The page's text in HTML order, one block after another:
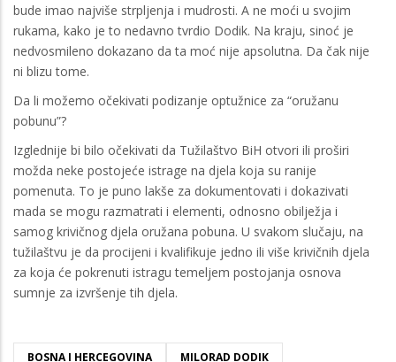
bude imao najviše strpljenja i mudrosti. A ne moći u svojim
rukama, kako je to nedavno tvrdio Dodik. Na kraju, sinoć je
nedvosmileno dokazano da ta moć nije apsolutna. Da čak nije
ni blizu tome.
Da li možemo očekivati podizanje optužnice za “oružanu
pobunu”?
Izglednije bi bilo očekivati da Tužilaštvo BiH otvori ili proširi
možda neke postojeće istrage na djela koja su ranije
pomenuta. To je puno lakše za dokumentovati i dokazivati
mada se mogu razmatrati i elementi, odnosno obilježja i
samog krivičnog djela oružana pobuna. U svakom slučaju, na
tužilaštvu je da procijeni i kvalifikuje jedno ili više krivičnih djela
za koja će pokrenuti istragu temeljem postojanja osnova
sumnje za izvršenje tih djela.
BOSNA I HERCEGOVINA MILORAD DODIK